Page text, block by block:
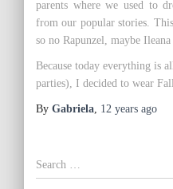
parents where we used to
from our popular stories.
so no Rapunzel, maybe Ileana
Because today everything is
parties), I decided to wear Fall
By Gabriela, 12 years ago
S
e